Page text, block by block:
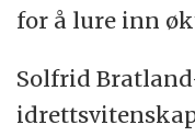
for å lure inn
Solfrid